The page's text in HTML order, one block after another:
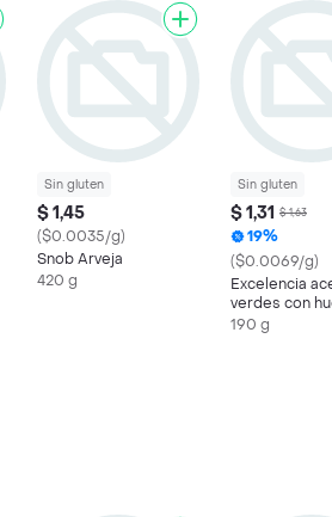
Sin gluten
$ 1,45
($0.0035/g)
Snob Arveja
420 g
Sin gluten
$ 1,31 $ 1,63
19%
($0.0069/g)
Excelencia
verdes con
190 g